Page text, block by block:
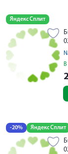
Яндекс Сплит
-20% Яндекс Сплит